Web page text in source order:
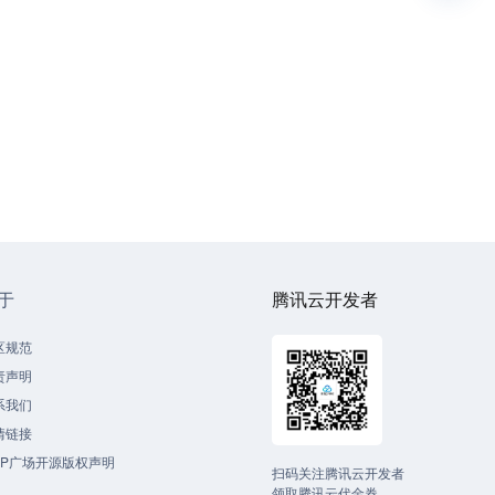
规范
声明
我们
链接
广场开源版权声明
腾讯云开发者
扫码关注腾讯云开发者